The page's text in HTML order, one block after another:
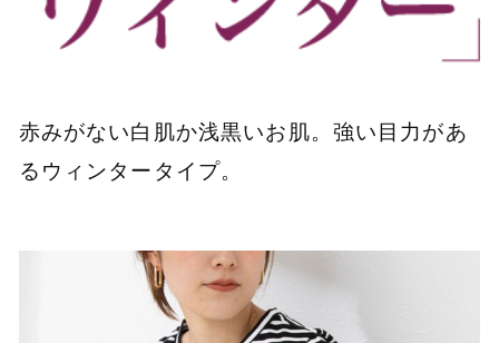
赤みがない白肌か浅黒いお肌。強い目力があ
るウィンタータイプ。